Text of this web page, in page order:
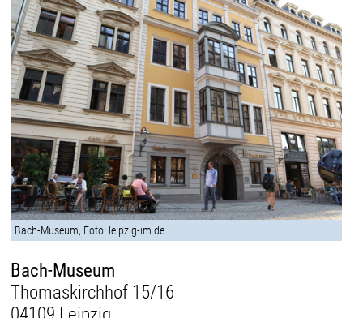
Bach-Museum, Foto: leipzig-im.de
Bach-Museum
Thomaskirchhof 15/16